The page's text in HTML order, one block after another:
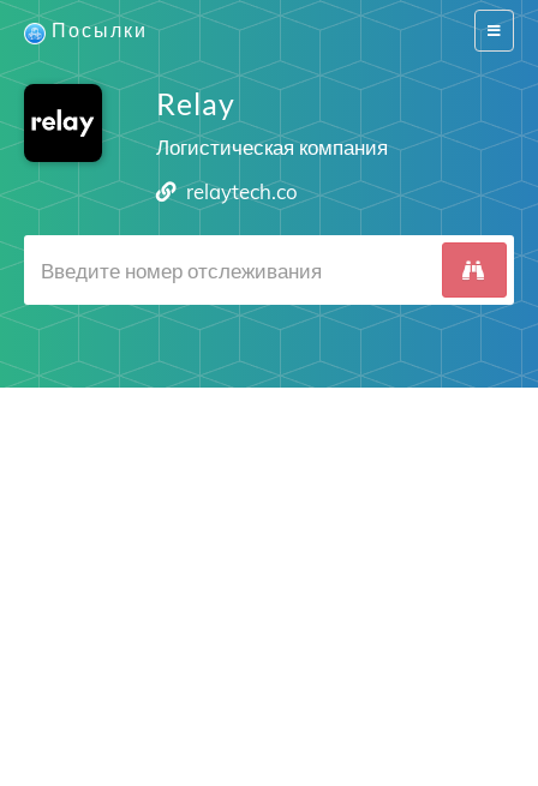
Switch
Посылки
Relay
Логистическая компания
relaytech.co